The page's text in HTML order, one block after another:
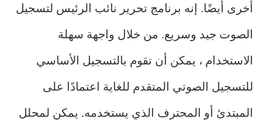
أخرى أيضًا. إنه برنامج تحرير نائب الرئيس لتسجيل
الصوت جيد وسريع. من خلال واجهة سهلة
الاستخدام ، يمكن أن تقوم بالتسجيل الأساسي
للتسجيل الصوتي المتقدم للغاية اعتمادًا على
المبتدئ أو المحترف الذي يستخدمه. يمكن لمحلل